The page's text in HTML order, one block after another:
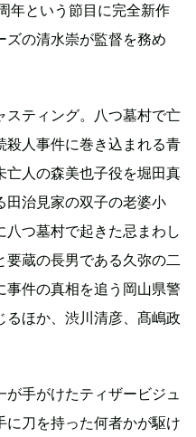
年という節目に完全新作
ズの清水崇が監督を務め
スティング。八つ墓村で亡
殺人事件に巻き込まれる青
亡人の森美也子役を堀田真
田治見家の双子の老婆小
つ墓村で起きた忌まわし
要蔵の長男である久弥の二
事件の真相を追う岡山県警
ほか、渋川清彦、髙嶋政
手がけたティザービジュ
に刀を持った何者かが駆け